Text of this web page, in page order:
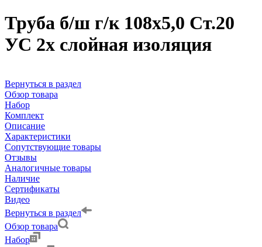
Труба б/ш г/к 108х5,0 Ст.20
УС 2х слойная изоляция
Вернуться в раздел
Обзор товара
Набор
Комплект
Описание
Характеристики
Сопутствующие товары
Отзывы
Аналогичные товары
Наличие
Сертификаты
Видео
Вернуться в раздел
Обзор товара
Набор